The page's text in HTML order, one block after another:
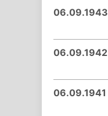
06.09.1943
06.09.1942
06.09.1941